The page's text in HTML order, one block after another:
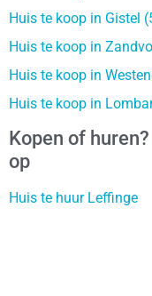
Huis te koop in Gistel
Huis te koop in
Huis te koop in
Huis te koop in
Kopen of
op
Huis te huur Leffinge